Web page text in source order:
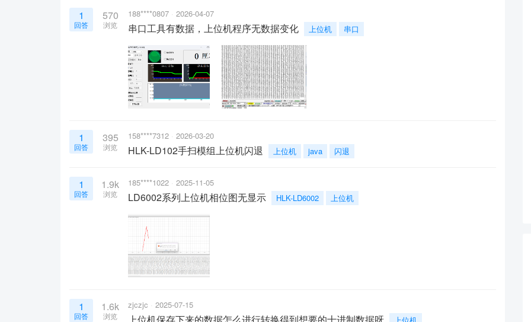
1
回答
570
浏览
188****0807 2026-04-07
串口工具有数据，上位机程序无数据变化 上位机 串口
1
回答
395
浏览
158****7312 2026-03-20
HLK-LD102手扫模组上位机闪退 上位机 java 闪退
1
回答
1.9k
浏览
185****1022 2025-11-05
LD6002系列上位机相位图无显示 HLK-LD6002 上位机
1
回答
1.6k
浏览
zjczjc 2025-07-15